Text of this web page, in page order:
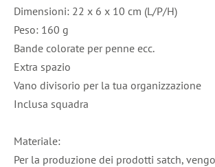
Dimensioni: 22 x 6 x 10 cm (L/P/H)
Peso: 160 g
Bande colorate per penne ecc.
Extra spazio
Vano divisorio per la tua organizzazione
Inclusa squadra
Materiale:
Per la produzione dei prodotti satch,